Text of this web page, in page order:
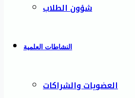
شؤون الطلاب
النشاطات العلمية
العضويات والشراكات